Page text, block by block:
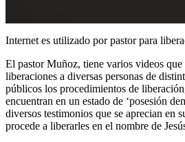
Internet es utilizado por pastor para
El pastor Muñoz, tiene varios videos que
liberaciones a diversas personas de
públicos los procedimientos de
encuentran en un estado de ‘posesión
diversos testimonios que se aprecian en
procede a liberarles en el nombre de